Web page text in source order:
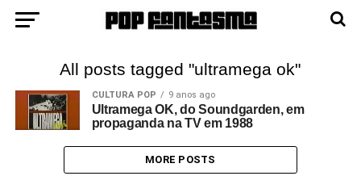
All posts tagged "ultramega ok"
CULTURA POP 9 anos ago
Ultramega OK, do Soundgarden, em
propaganda na TV em 1988
MORE POSTS